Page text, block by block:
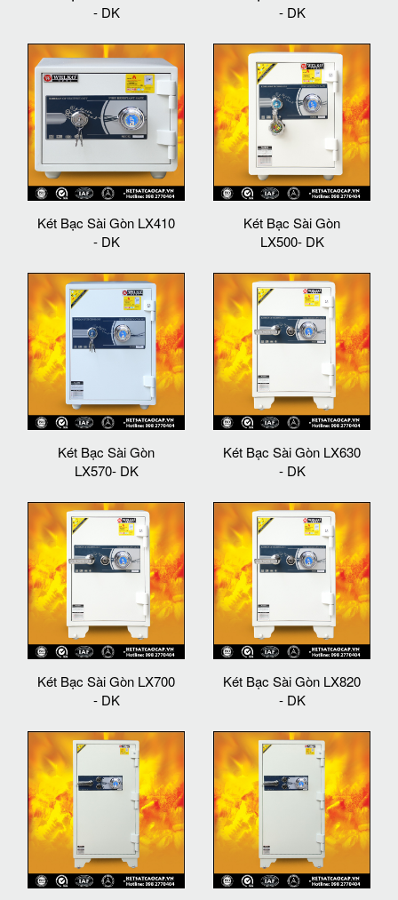
- DK
- DK
Két Bạc Sài Gòn LX410
- DK
Két Bạc Sài Gòn
LX500- DK
Két Bạc Sài Gòn
LX570- DK
Két Bạc Sài Gòn LX630
- DK
Két Bạc Sài Gòn LX700
- DK
Két Bạc Sài Gòn LX820
- DK